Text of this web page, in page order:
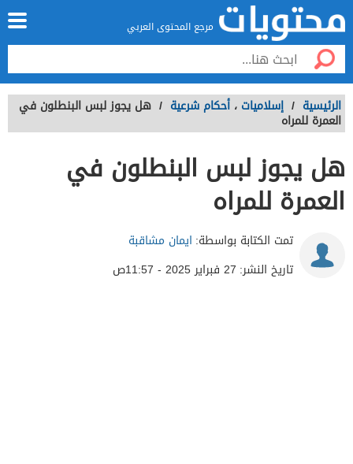
مرجع المحتوى العربي
الرئيسية / إسلاميات ، أحكام شرعية / هل يجوز لبس البنطلون في
العمرة للمراه
هل يجوز لبس البنطلون في
العمرة للمراه
تمت الكتابة بواسطة: ايمان مشاقبة
تاريخ النشر: 27 فبراير 2025 - 11:57ص